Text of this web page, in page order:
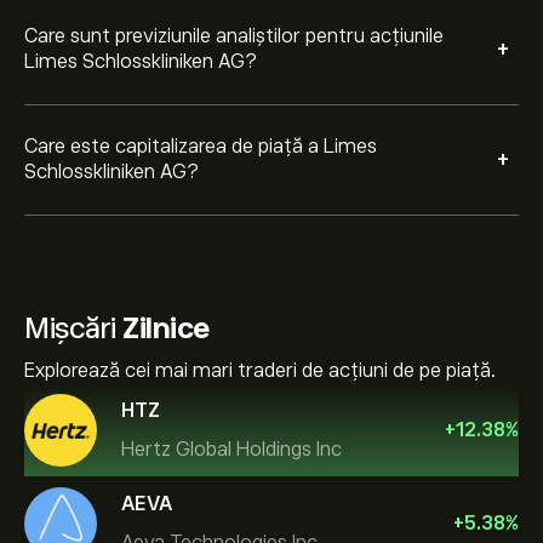
Care sunt previziunile analiștilor pentru acțiunile
Limes Schlosskliniken AG?
+
Care este capitalizarea de piață a Limes
Schlosskliniken AG?
+
Mișcări Zilnice
Explorează cei mai mari traderi de acțiuni de pe piață.
HTZ
Hertz Global Holdings Inc
+12.38%
AEVA
+5.38%